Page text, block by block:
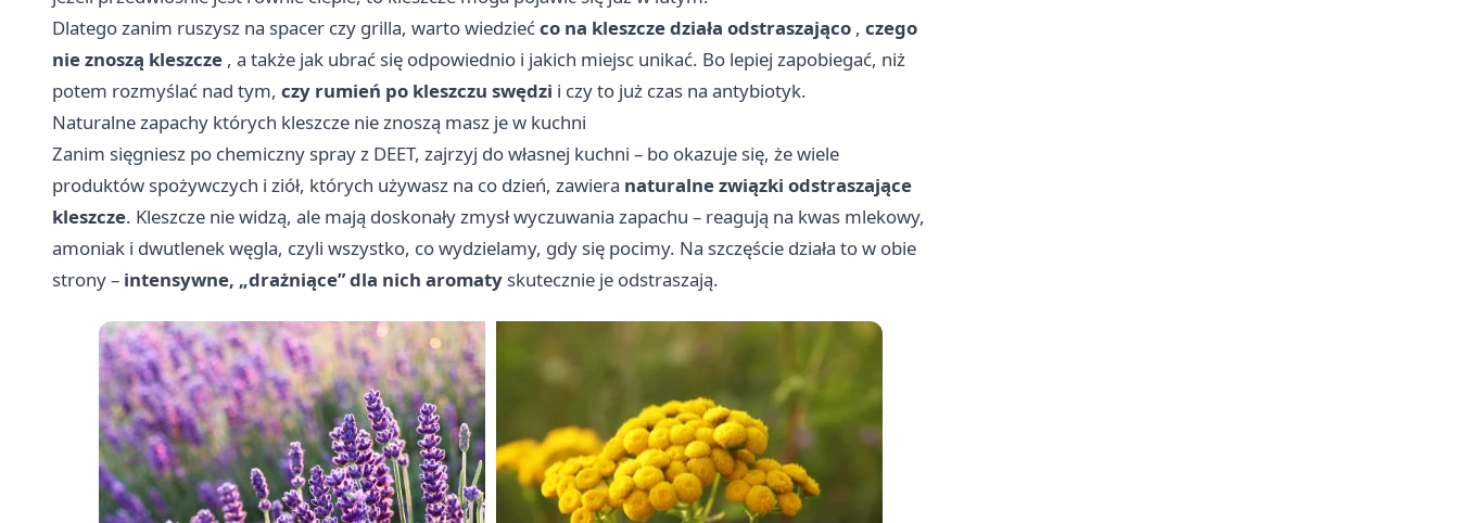
Dlatego zanim ruszysz na spacer czy grilla, warto wiedziećco na kleszcze działa odstraszająco , czego
nie znoszą kleszcze , a także jak ubrać się odpowiednio i jakich miejsc unikać. Bo lepiej zapobiegać, niż
potem rozmyślać nad tym, czy rumień po kleszczu swędzi i czy to już czas na antybiotyk.
Naturalne zapachy których kleszcze nie znoszą masz je w kuchni
Zanim sięgniesz po chemiczny spray z DEET, zajrzyj do własnej kuchni – bo okazuje się, że wiele
produktów spożywczych i ziół, których używasz na co dzień, zawiera naturalne związki odstraszające
kleszcze. Kleszcze nie widzą, ale mają doskonały zmysł wyczuwania zapachu – reagują na kwas mlekowy,
amoniak i dwutlenek węgla, czyli wszystko, co wydzielamy, gdy się pocimy. Na szczęście działa to w obie
strony – intensywne, „drażniące” dla nich aromaty skutecznie je odstraszają.